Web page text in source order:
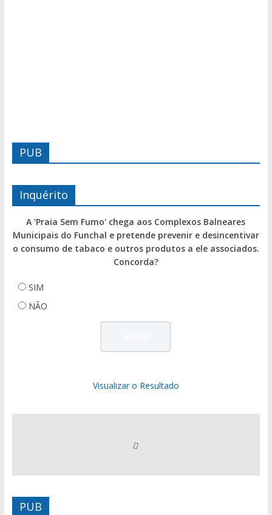
PUB
Inquérito
A 'Praia Sem Fumo' chega aos Complexos Balneares
Municipais do Funchal e pretende prevenir e desincentivar
o consumo de tabaco e outros produtos a ele associados.
Concorda?
SIM
NÃO
Visualizar o Resultado
PUB